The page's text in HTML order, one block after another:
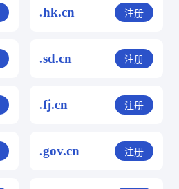
.hk.cn 注册
.sd.cn 注册
.fj.cn 注册
.gov.cn 注册